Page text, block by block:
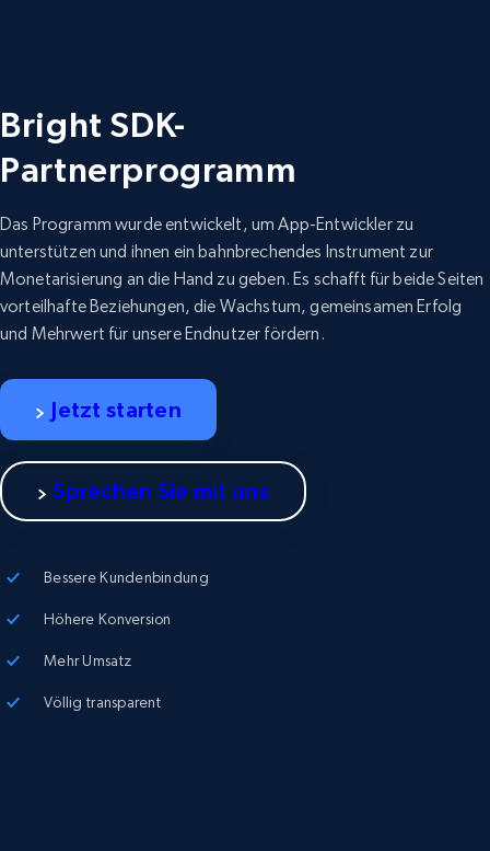
Bright SDK-
Partnerprogramm
Das Programm wurde entwickelt, um App-Entwickler zu
unterstützen und ihnen ein bahnbrechendes Instrument zur
Monetarisierung an die Hand zu geben. Es schafft für beide Seiten
vorteilhafte Beziehungen, die Wachstum, gemeinsamen Erfolg
und Mehrwert für unsere Endnutzer fördern.
Jetzt starten
Sprechen Sie mit uns
Bessere Kundenbindung
Höhere Konversion
Mehr Umsatz
Völlig transparent